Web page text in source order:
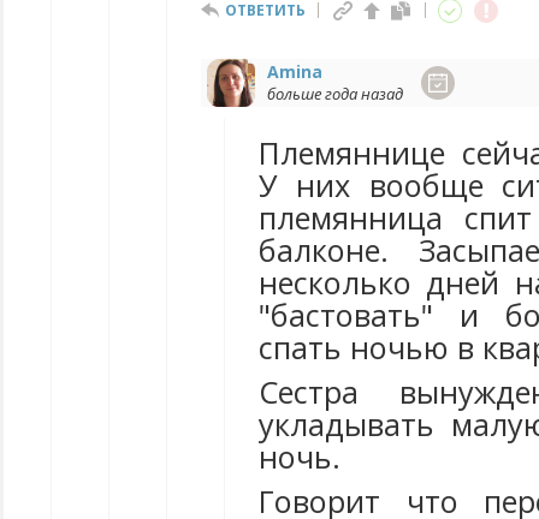
ОТВЕТИТЬ
Amina
больше года назад
Племяннице
У них вообще
племянница
балконе.
несколько дней
"бастовать" и
спать ночью в
Сестра
укладывать
ночь.
Говорит что